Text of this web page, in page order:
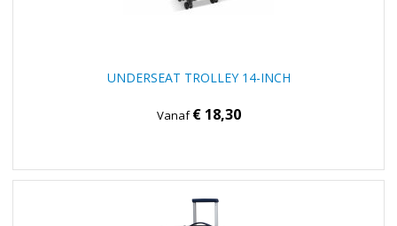
UNDERSEAT TROLLEY 14-INCH
Vanaf€ 18,30